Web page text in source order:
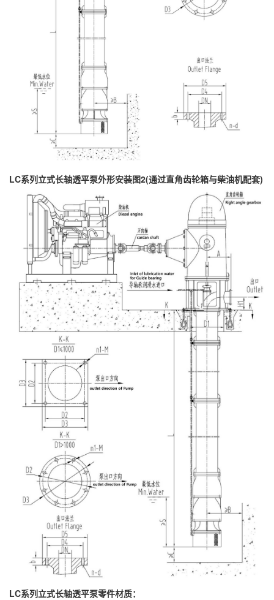
LC系列立式长轴透平泵外形安装图2(通过直角齿轮箱与柴油机配套)
LC系列立式长轴透平泵零件材质：